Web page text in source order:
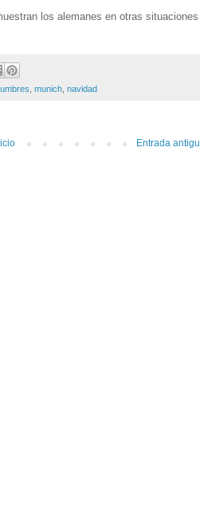
los alemanes en otras situaciones
munich navidad
Entrada